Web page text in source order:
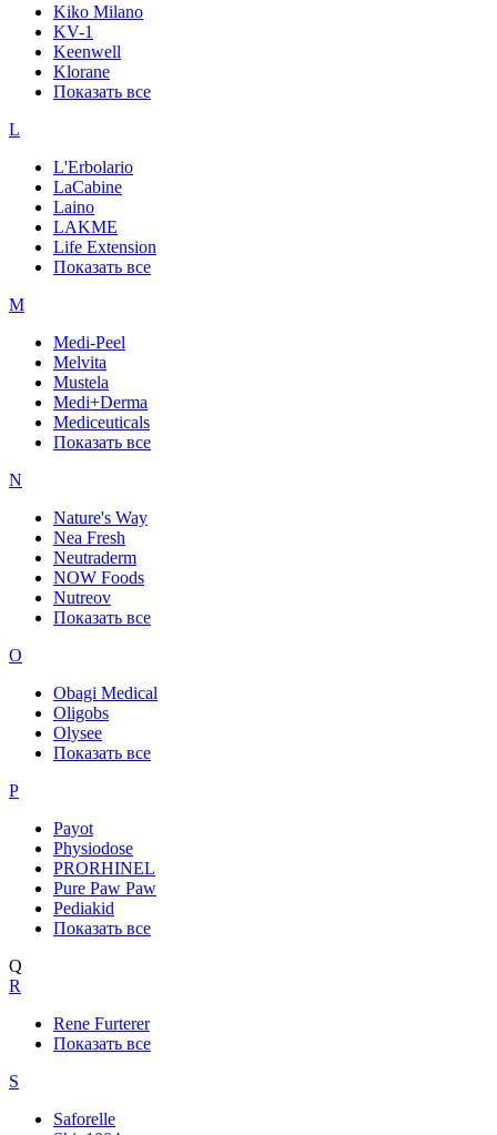
Kiko Milano
KV-1
Keenwell
Klorane
Показать все
L
L'Erbolario
LaCabine
Laino
LAKME
Life Extension
Показать все
M
Medi-Peel
Melvita
Mustela
Medi+Derma
Mediceuticals
Показать все
N
Nature's Way
Nea Fresh
Neutraderm
NOW Foods
Nutreov
Показать все
O
Obagi Medical
Oligobs
Olysee
Показать все
P
Payot
Physiodose
PRORHINEL
Pure Paw Paw
Pediakid
Показать все
Q
R
Rene Furterer
Показать все
S
Saforelle